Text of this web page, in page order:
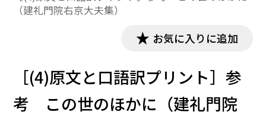
（建礼門院右京大夫集）
お気に入りに追加
［(4)原文と口語訳プリント］参
考 この世のほかに（建礼門院